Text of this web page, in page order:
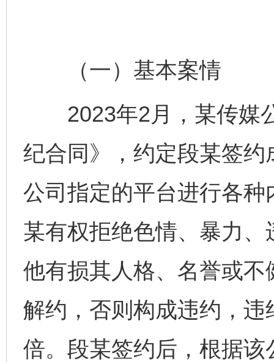
（一）基本案情
2023年2月，某传媒
纪合同》，约定段某签
公司指定的平台进行各
某有权拒绝色情、暴力
他有损其人格、名誉或
解约，否则构成违约，
倍。段某签约后，根据